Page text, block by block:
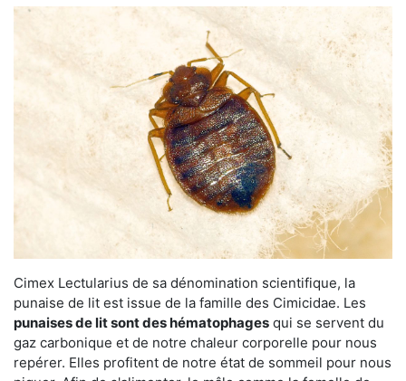
Cimex Lectularius de sa dénomination scientifique, la
punaise de lit est issue de la famille des Cimicidae. Les
punaises de lit sont des hématophages qui se servent du
gaz carbonique et de notre chaleur corporelle pour nous
repérer. Elles profitent de notre état de sommeil pour nous